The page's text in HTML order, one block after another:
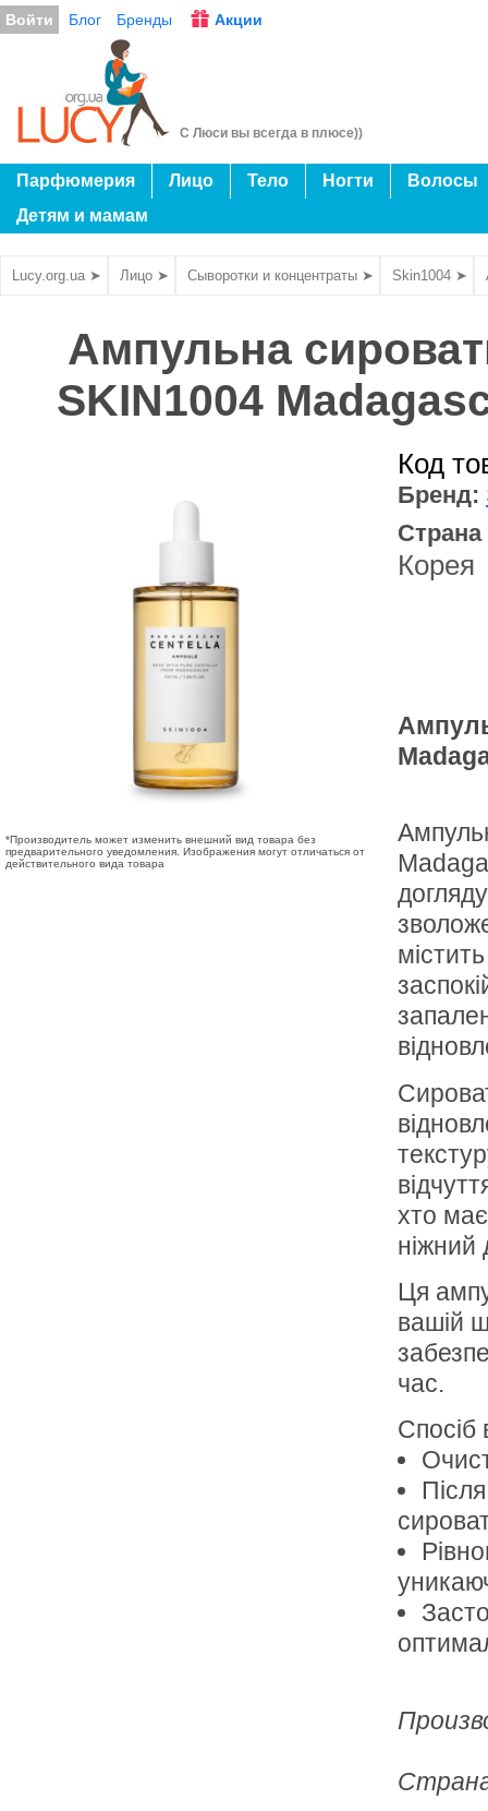
Войти Блог Бренды Акции
С Люси вы всегда в плюсе))
Парфюмерия Лицо Тело Ногти
Волосы
Детям и мамам
Lucy.org.ua ➤ Лицо ➤ Сыворотки и концентраты ➤ Skin1004 ➤
Ампульна
SKIN1004
*Производитель может изменить внешний вид товара без
предварительного уведомления. Изображения могут отличаться от
действительного вида товара
Код
Бренд:
Корея
хто
ніжний
Ця
вашій
час.
Спосіб